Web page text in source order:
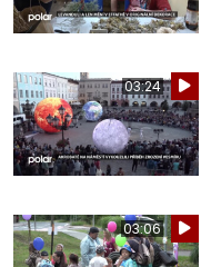
03:24
03:06